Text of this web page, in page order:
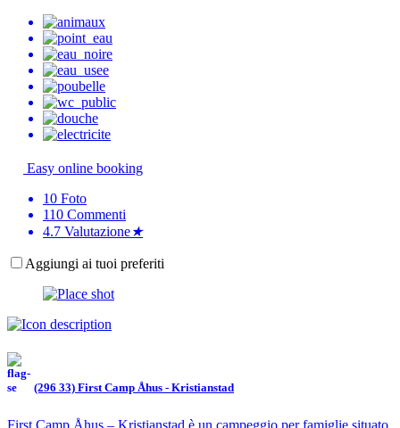
Easy online booking
10 Foto
110 Commenti
4.7 Valutazione★
Aggiungi ai tuoi preferiti
(296 33) First Camp Åhus - Kristianstad